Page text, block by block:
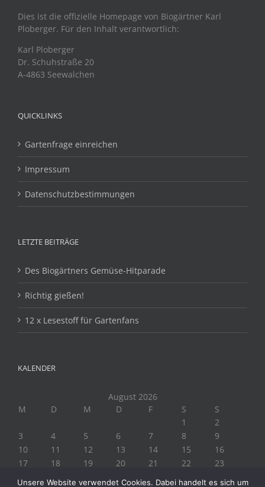
Dies ist die offizielle Homepage von Biogärtner Karl
Ploberger. Für den Inhalt verantwortlich:
Karl Ploberger
Dr. Schuhstraße 20
A-4863 Seewalchen
QUICKLINKS
Gartenfrage einreichen
Impressum
Datenschutzbestimmungen
LETZTE BEITRÄGE
Des Biogärtners Gemüse-Hitparade
Richtig gießen!
12 x Lesestoff für Gartenfans
KALENDER
August 2026
M
D M D F S
S
1
2
3
4 5 6 7 8
9
10
11 12 13 14 15
16
17
18 19 20 21 22
23
Unsere Website verwendet Cookies. Dabei handelt es sich um